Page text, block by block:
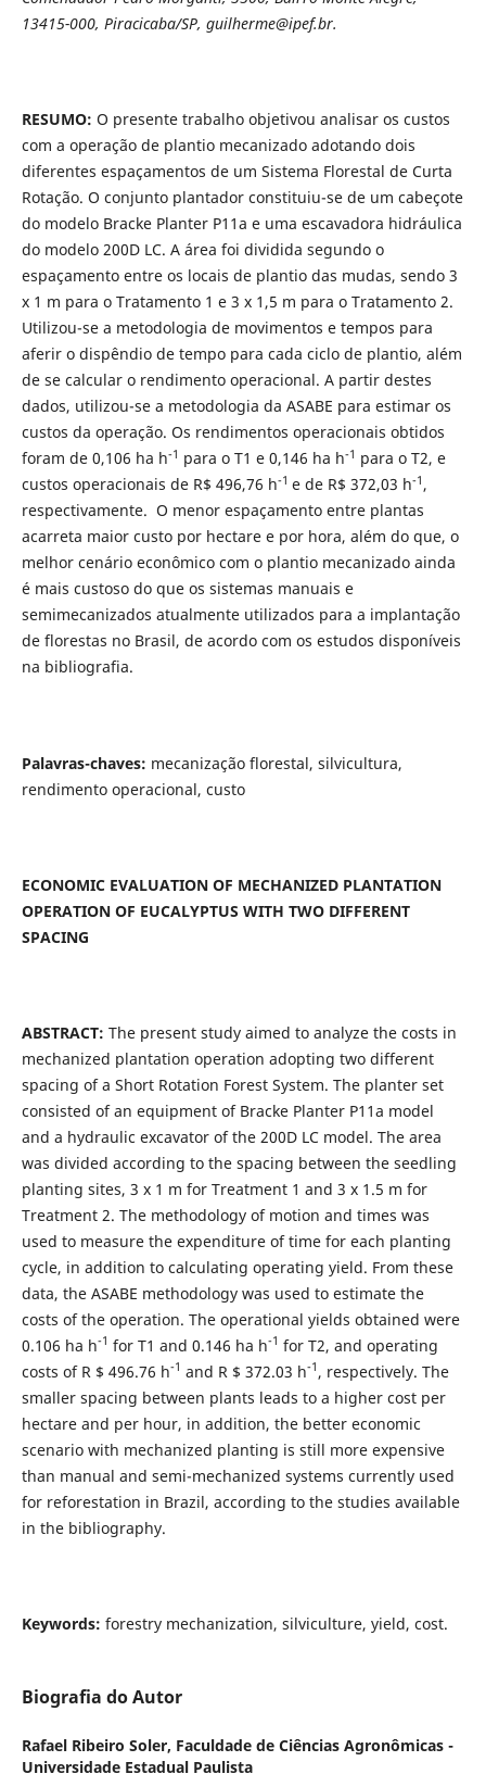
13415-000, Piracicaba/SP, guilherme@ipef.br.
RESUMO: O presente trabalho objetivou analisar os custos
com a operação de plantio mecanizado adotando dois
diferentes espaçamentos de um Sistema Florestal de Curta
Rotação. O conjunto plantador constituiu-se de um cabeçote
do modelo Bracke Planter P11a e uma escavadora hidráulica
do modelo 200D LC. A área foi dividida segundo o
espaçamento entre os locais de plantio das mudas, sendo 3
x 1 m para o Tratamento 1 e 3 x 1,5 m para o Tratamento 2.
Utilizou-se a metodologia de movimentos e tempos para
aferir o dispêndio de tempo para cada ciclo de plantio, além
de se calcular o rendimento operacional. A partir destes
dados, utilizou-se a metodologia da ASABE para estimar os
custos da operação. Os rendimentos operacionais obtidos
foram de 0,106 ha h-1 para o T1 e 0,146 ha h-1 para o T2, e
custos operacionais de R$ 496,76 h-1 e de R$ 372,03 h-1 ,
respectivamente. O menor espaçamento entre plantas
acarreta maior custo por hectare e por hora, além do que, o
melhor cenário econômico com o plantio mecanizado ainda
é mais custoso do que os sistemas manuais e
semimecanizados atualmente utilizados para a implantação
de florestas no Brasil, de acordo com os estudos disponíveis
na bibliografia.
Palavras-chaves: mecanização florestal, silvicultura,
rendimento operacional, custo
ECONOMIC EVALUATION OF MECHANIZED PLANTATION
OPERATION OF EUCALYPTUS WITH TWO DIFFERENT
SPACING
ABSTRACT: The present study aimed to analyze the costs in
mechanized plantation operation adopting two different
spacing of a Short Rotation Forest System. The planter set
consisted of an equipment of Bracke Planter P11a model
and a hydraulic excavator of the 200D LC model. The area
was divided according to the spacing between the seedling
planting sites, 3 x 1 m for Treatment 1 and 3 x 1.5 m for
Treatment 2. The methodology of motion and times was
used to measure the expenditure of time for each planting
cycle, in addition to calculating operating yield. From these
data, the ASABE methodology was used to estimate the
costs of the operation. The operational yields obtained were
0.106 ha h-1 for T1 and 0.146 ha h-1 for T2, and operating
costs of R $ 496.76 h-1 and R $ 372.03 h-1 , respectively. The
smaller spacing between plants leads to a higher cost per
hectare and per hour, in addition, the better economic
scenario with mechanized planting is still more expensive
than manual and semi-mechanized systems currently used
for reforestation in Brazil, according to the studies available
in the bibliography.
Keywords: forestry mechanization, silviculture, yield, cost.
Biografia do Autor
Rafael Ribeiro Soler, Faculdade de Ciências Agronômicas -
Universidade Estadual Paulista